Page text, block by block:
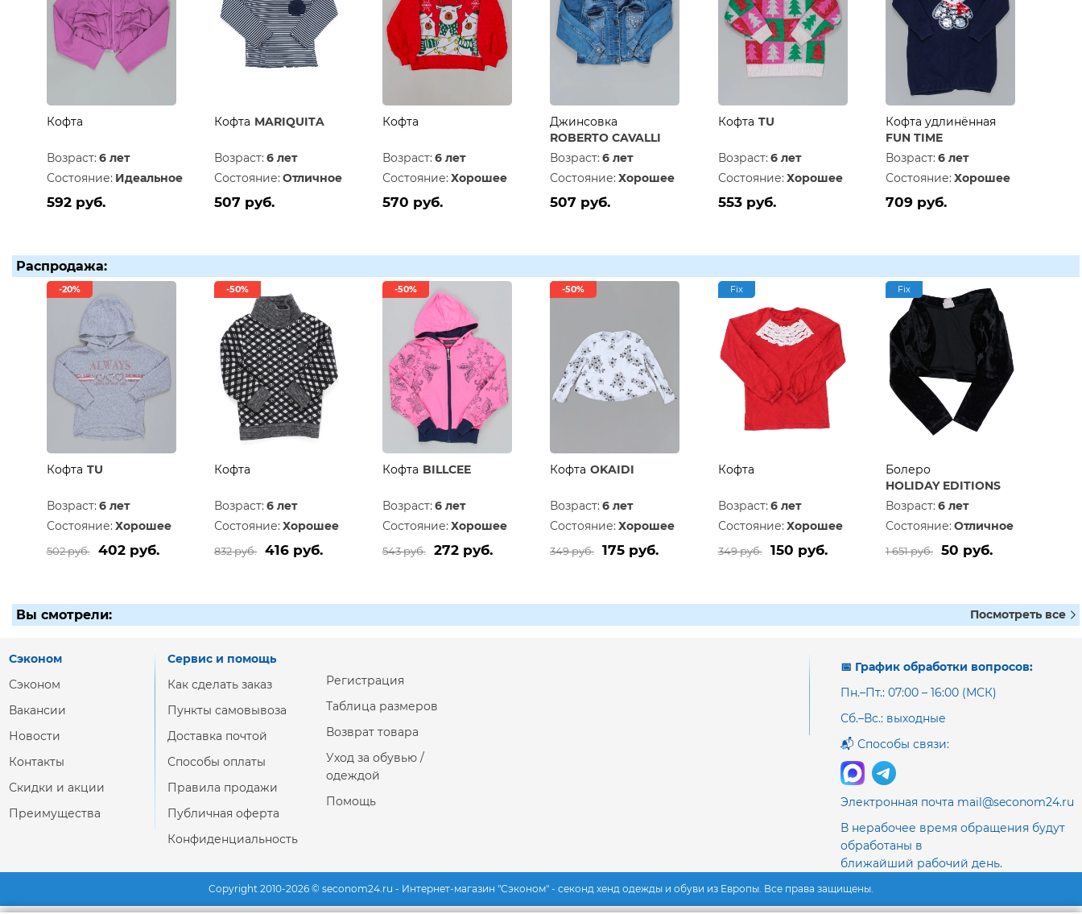
Кофта
Возраст: 6 лет
Состояние: Идеальное
592 руб.
Кофта MARIQUITA
Возраст: 6 лет
Состояние: Отличное
507 руб.
Кофта
Возраст: 6 лет
Состояние: Хорошее
570 руб.
Джинсовка
ROBERTO CAVALLI
Возраст: 6 лет
Состояние: Хорошее
507 руб.
Кофта TU
Возраст: 6 лет
Состояние: Хорошее
553 руб.
Кофта удлинённая
FUN TIME
Возраст: 6 лет
Состояние: Хорошее
709 руб.
Распродажа:
-20%
Кофта TU
Возраст: 6 лет
Состояние: Хорошее
502 руб. 402 руб.
-50%
Кофта
Возраст: 6 лет
Состояние: Хорошее
832 руб. 416 руб.
-50%
Кофта BILLCEE
Возраст: 6 лет
Состояние: Хорошее
543 руб. 272 руб.
-50%
Кофта OKAIDI
Возраст: 6 лет
Состояние: Хорошее
349 руб. 175 руб.
Fix
Кофта
Возраст: 6 лет
Состояние: Хорошее
349 руб. 150 руб.
Fix
Болеро
HOLIDAY EDITIONS
Возраст: 6 лет
Состояние: Отличное
1 651 руб. 50 руб.
Вы смотрели: Посмотреть все
📅 График обработки вопросов:
Пн.–Пт.: 07:00 – 16:00 (МСК)
Сб.–Вс.: выходные
📬 Способы связи:
Электронная почта mail@seconom24.ru
В нерабочее время обращения будут
обработаны в
ближайший рабочий день.
Сэконом
Сэконом
Вакансии
Новости
Контакты
Скидки и акции
Преимущества
Сервис и помощь
Как сделать заказ
Пункты самовывоза
Доставка почтой
Способы оплаты
Правила продажи
Публичная оферта
Конфиденциальность
Регистрация
Таблица размеров
Возврат товара
Уход за обувью /
одеждой
Помощь
Copyright 2010-2026 © seconom24.ru - Интернет-магазин "Сэконом" - секонд хенд одежды и обуви из Европы. Все права защищены.